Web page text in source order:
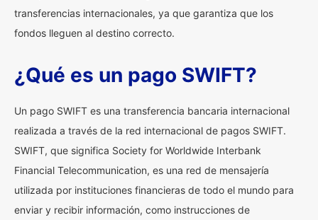
transferencias internacionales, ya que garantiza que los
fondos lleguen al destino correcto.
¿Qué es un pago SWIFT?
Un pago SWIFT es una transferencia bancaria internacional
realizada a través de la red internacional de pagos SWIFT.
SWIFT, que significa Society for Worldwide Interbank
Financial Telecommunication, es una red de mensajería
utilizada por instituciones financieras de todo el mundo para
enviar y recibir información, como instrucciones de